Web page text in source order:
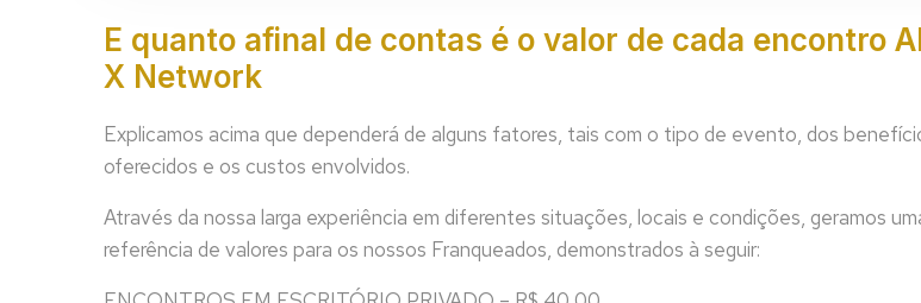
E quanto afinal de contas é o valor de cada encontro
X Network
Explicamos acima que dependerá de alguns fatores, tais com o tipo de evento, dos
oferecidos e os custos envolvidos.
Através da nossa larga experiência em diferentes situações, locais e condições, geramos
referência de valores para os nossos Franqueados, demonstrados à seguir: